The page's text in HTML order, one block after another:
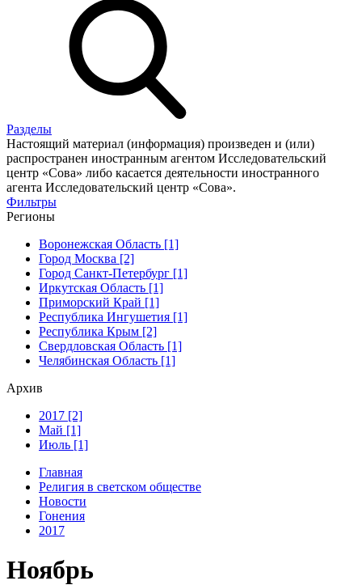
Разделы
Настоящий материал (информация) произведен и (или)
распространен иностранным агентом Исследовательский
центр «Сова» либо касается деятельности иностранного
агента Исследовательский центр «Сова».
Фильтры
Регионы
Воронежская Область [1]
Город Москва [2]
Город Санкт-Петербург [1]
Иркутская Область [1]
Приморский Край [1]
Республика Ингушетия [1]
Республика Крым [2]
Свердловская Область [1]
Челябинская Область [1]
Архив
2017 [2]
Май [1]
Июль [1]
Главная
Религия в светском обществе
Новости
Гонения
2017
Ноябрь